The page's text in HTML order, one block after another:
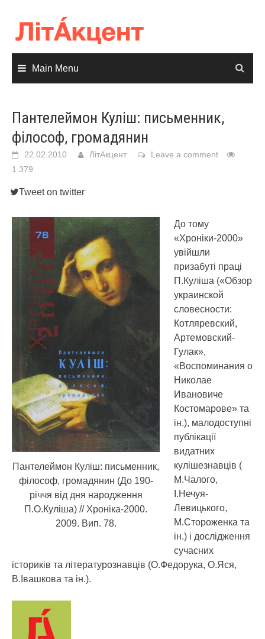
content
Main Menu
Пантелеймон Куліш: письменник,
філософ, громадянин
22.02.2010 ЛітАкцент
Leave a comment
1 379
Tweet on twitter
Пантелеймон Куліш: письменник,
філософ, громадянин (До 190-
річчя від дня народження
П.О.Куліша) // Хроніка-2000.
2009. Вип. 78.
До тому
«Хроніки-2000»
увійшли
призабуті праці
П.Куліша («Обзор
украинской
словесности:
Котляревский,
Артемовский-
Гулак»,
«Воспоминания о
Николае
Ивановиче
Костомарове» та
ін.), малодоступні
публікації
видатних
кулішезнавців (
М.Чалого,
І.Нечуя-
Левицького,
М.Стороженка та
ін.) і дослідження
сучасних
істориків та літературознавців (О.Федорука, О.Яся,
В.Івашкова та ін.).